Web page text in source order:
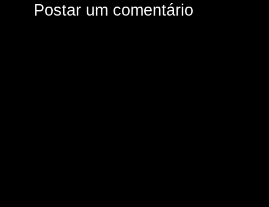
Postar um comentário